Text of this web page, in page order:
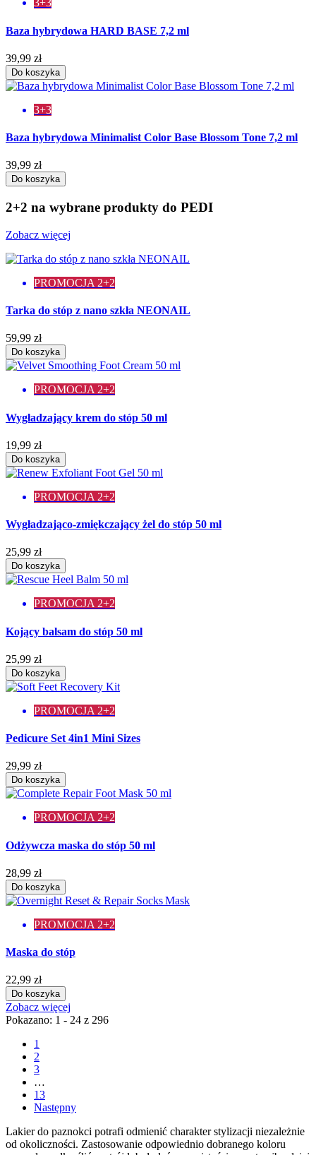
3+3
Baza hybrydowa HARD BASE 7,2 ml
39,99 zł
Do koszyka
3+3
Baza hybrydowa Minimalist Color Base Blossom Tone 7,2 ml
39,99 zł
Do koszyka
2+2 na wybrane produkty do PEDI
Zobacz więcej
PROMOCJA 2+2
Tarka do stóp z nano szkła NEONAIL
59,99 zł
Do koszyka
PROMOCJA 2+2
Wygładzający krem do stóp 50 ml
19,99 zł
Do koszyka
PROMOCJA 2+2
Wygładzająco-zmiękczający żel do stóp 50 ml
25,99 zł
Do koszyka
PROMOCJA 2+2
Kojący balsam do stóp 50 ml
25,99 zł
Do koszyka
PROMOCJA 2+2
Pedicure Set 4in1 Mini Sizes
29,99 zł
Do koszyka
PROMOCJA 2+2
Odżywcza maska do stóp 50 ml
28,99 zł
Do koszyka
PROMOCJA 2+2
Maska do stóp
22,99 zł
Do koszyka
Zobacz więcej
Pokazano: 1 - 24 z 296
1
2
3
…
13
Następny
Lakier do paznokci potrafi odmienić charakter stylizacji niezależnie
od okoliczności. Zastosowanie odpowiednio dobranego koloru